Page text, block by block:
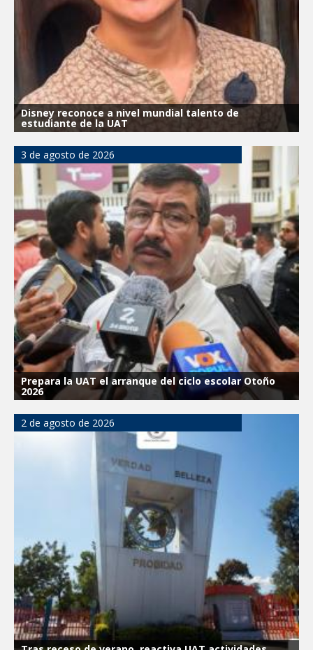
Disney reconoce a nivel mundial talento de
estudiante de la UAT
3 de agosto de 2026
Prepara la UAT el arranque del ciclo escolar Otoño
2026
2 de agosto de 2026